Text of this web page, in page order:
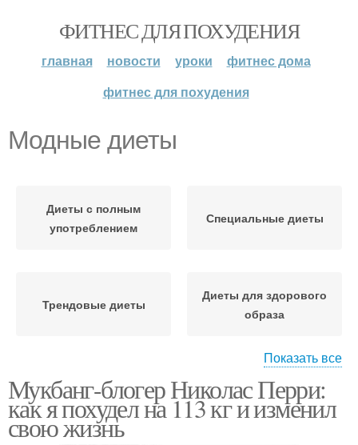
ФИТНЕС ДЛЯ ПОХУДЕНИЯ
главная новости уроки
фитнес дома
фитнес для похудения
Модные диеты
Диеты с полным
употреблением
Специальные диеты
Трендовые диеты
Диеты для здорового
образа
Подход к диетам Диеты на здоровье
Показать все
Мукбанг-блогер Николас Перри:
как я похудел на 113 кг и изменил
свою жизнь